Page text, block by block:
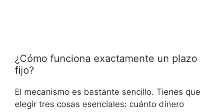
¿Cómo funciona exactamente un plazo
fijo?
El mecanismo es bastante sencillo. Tienes que
elegir tres cosas esenciales: cuánto dinero